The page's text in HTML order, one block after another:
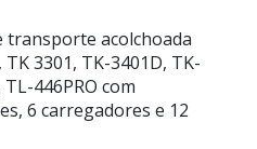
transporte acolchoada
3301, TK-3401D, TK-
446PRO com
6 carregadores e 12